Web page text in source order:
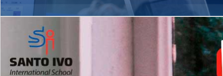
Matrículas Abertas 2026
2º AO 5º ANO FUNDAMENTAL